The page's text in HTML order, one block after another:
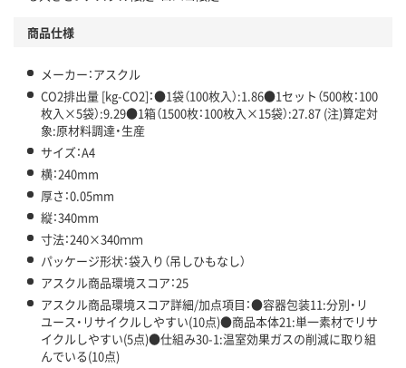
商品仕様
メーカー：アスクル
CO2排出量 [kg-CO2]：●1袋（100枚入）:1.86●1セット（500枚：100
枚入×5袋）:9.29●1箱（1500枚：100枚入×15袋）:27.87 (注)算定対
象:原材料調達・生産
サイズ：A4
横：240mm
厚さ：0.05mm
縦：340mm
寸法：240×340ｍｍ
パッケージ形状：袋入り（吊しひもなし）
アスクル商品環境スコア：25
アスクル商品環境スコア詳細/加点項目：●容器包装11:分別・リ
ユース・リサイクルしやすい(10点)●商品本体21:単一素材でリサ
イクルしやすい(5点)●仕組み30-1:温室効果ガスの削減に取り組
んでいる(10点)